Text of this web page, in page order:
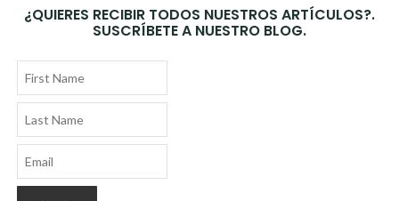
¿QUIERES RECIBIR TODOS NUESTROS ARTÍCULOS?.
SUSCRÍBETE A NUESTRO BLOG.